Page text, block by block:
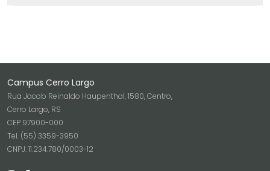
Campus Cerro Largo
Rua Jacob Reinaldo Haupenthal, 1580, Centro,
Cerro Largo, RS
CEP 97900-000
Tel. (55) 3359-3950
CNPJ: 11.234.780/0003-12